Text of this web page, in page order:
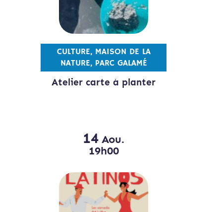
CULTURE, MAISON DE LA
NATURE, PARC GALAMÉ
Atelier carte à planter
14 Aou.
19h00